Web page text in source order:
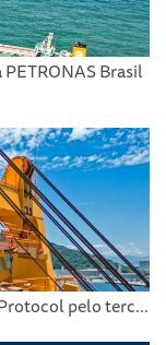
Brasil
pelo terc...